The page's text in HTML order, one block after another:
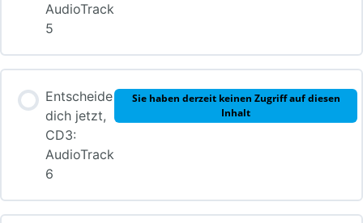
AudioTrack
5
Entscheide
dich jetzt,
CD3:
AudioTrack
6
Sie haben derzeit keinen Zugriff auf diesen
Inhalt